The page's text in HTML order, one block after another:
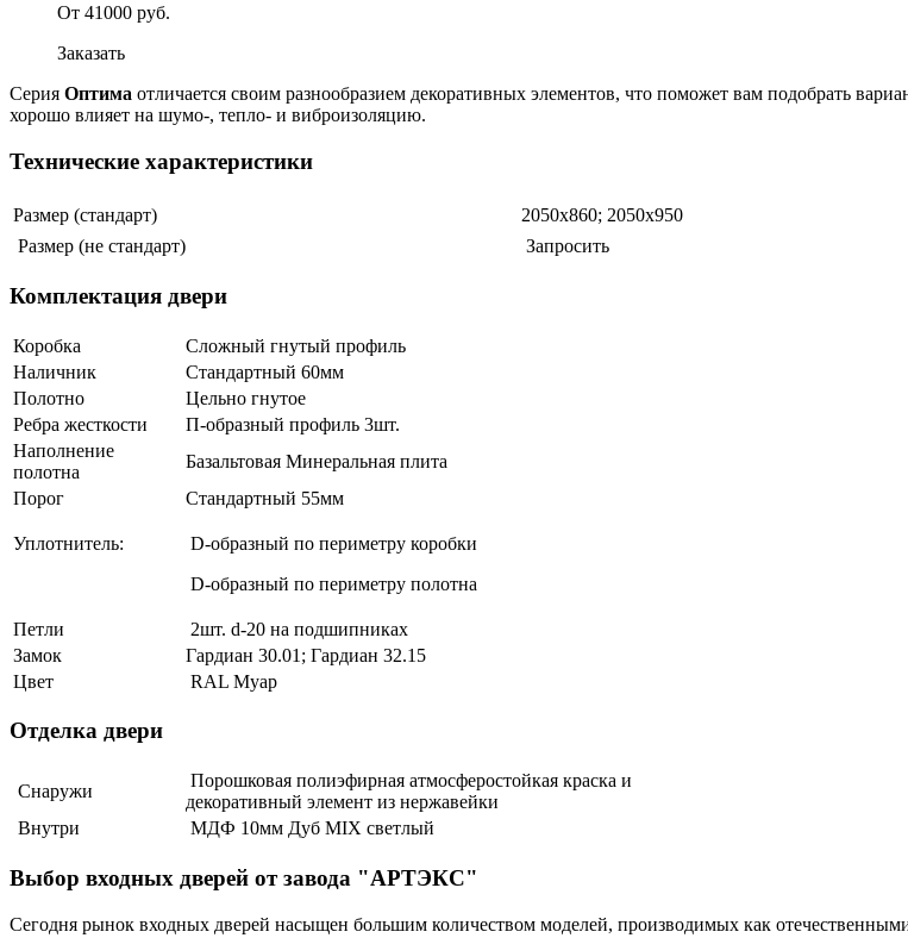
От 41000 руб.
Заказать
Серия Оптима отличается своим разнообразием декоративных элементов, что поможет вам подобрать
хорошо влияет на шумо-, тепло- и виброизоляцию.
Технические характеристики
Размер (стандарт)
2050х860; 2050х950
Размер (не стандарт)
Запросить
Комплектация двери
Коробка
Сложный гнутый профиль
Наличник
Стандартный 60мм
Полотно
Цельно гнутое
Ребра жесткости
П-образный профиль 3шт.
Наполнение
полотна
Базальтовая Минеральная плита
Порог
Стандартный 55мм
Уплотнитель:
D-образный по периметру коробки
D-образный по периметру полотна
Петли
2шт. d-20 на подшипниках
Замок
Гардиан 30.01; Гардиан 32.15
Цвет
RAL Муар
Отделка двери
Снаружи
Порошковая полиэфирная атмосферостойкая краска и
декоративный элемент из нержавейки
Внутри
МДФ 10мм Дуб MIX светлый
Выбор входных дверей от завода "АРТЭКС"
Сегодня рынок входных дверей насыщен большим количеством моделей, производимых как